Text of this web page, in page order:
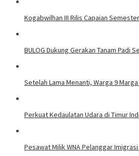
Kogabwilhan III Rilis Capaian
BULOG Dukung Gerakan Tanam Padi
Setelah Lama Menanti, Warga 9
Perkuat Kedaulatan Udara di Timur
Pesawat Milik WNA Pelanggar